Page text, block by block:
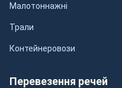
Малотоннажні
Трали
Контейнеровози
Перевезення речей